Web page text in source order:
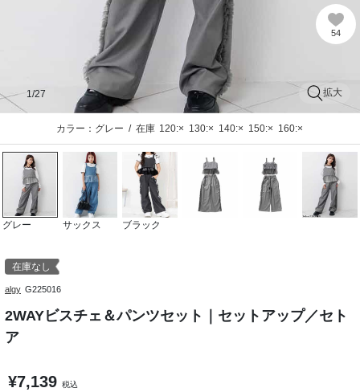
54
拡大
1/27
カラー：グレー / 在庫 120:× 130:× 140:× 150:× 160:×
グレー サックス ブラック
在庫なし
algy G225016
2WAYビスチェ＆パンツセット｜セットアップ／セト
ア
¥7,139 税込